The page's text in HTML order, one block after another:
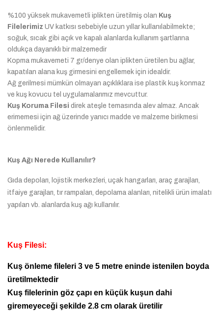
%100 yüksek mukavemetli iplikten üretilmiş olan Kuş
Filelerimiz UV katkısı sebebiyle uzun yıllar kullanılabilmekte;
soğuk, sıcak gibi açık ve kapalı alanlarda kullanım şartlarına
oldukça dayanıklı bir malzemedir
Kopma mukavemeti 7 gr/denye olan iplikten üretilen bu ağlar,
kapatılan alana kuş girmesini engellemek için idealdir.
Ağ gerilmesi mümkün olmayan açıklıklara ise plastik kuş konmaz
ve kuş kovucu tel uygulamalarımız mevcuttur.
Kuş Koruma Filesi direk ateşle temasında alev almaz. Ancak
erimemesi için ağ üzerinde yanıcı madde ve malzeme birikmesi
önlenmelidir.
Kuş Ağı Nerede Kullanılır?
Gıda depoları, lojistik merkezleri, uçak hangarları, araç garajları,
itfaiye garajları, tır rampaları, depolama alanları, nitelikli ürün imalatı
yapılan vb. alanlarda kuş ağı kullanılır.
Kuş Filesi:
Kuş önleme fileleri 3 ve 5 metre eninde istenilen boyda
üretilmektedir
Kuş filelerinin göz çapı en küçük kuşun dahi
giremeyeceği şekilde 2.8 cm olarak üretilir